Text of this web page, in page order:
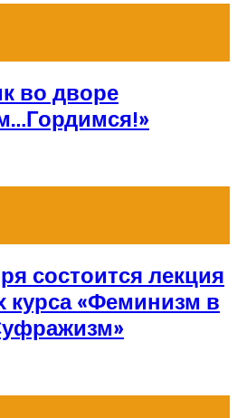
во дворе
состоится лекция
курса «Феминизм в